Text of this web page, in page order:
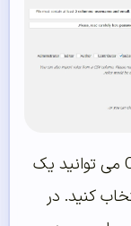
همچنین در بخش (CSV file (required می توانید یک
کنید. در